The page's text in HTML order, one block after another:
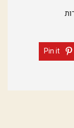
Pin it